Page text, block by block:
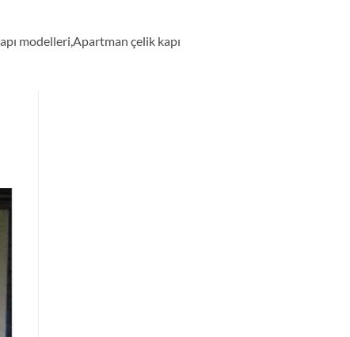
modelleri,Apartman çelik kapı